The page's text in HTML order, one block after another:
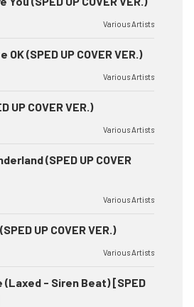
Various Artists
OK (SPED UP COVER VER.)
Various Artists
UP COVER VER.)
Various Artists
(SPED UP COVER
Various Artists
UP COVER VER.)
Various Artists
(Laxed - Siren Beat) [SPED